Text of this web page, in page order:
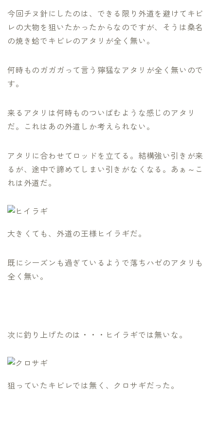
今回チヌ針にしたのは、できる限り外道を避けてキビ
レの大物を狙いたかったからなのですが、そうは桑名
の焼き蛤でキビレのアタリが全く無い。
何時ものガガガって言う獰猛なアタリが全く無いので
す。
来るアタリは何時ものついばむような感じのアタリ
だ。これはあの外道しか考えられない。
アタリに合わせてロッドを立てる。結構強い引きが来
るが、途中で諦めてしまい引きがなくなる。あぁ～こ
れは外道だ。
大きくても、外道の王様ヒイラギだ。
既にシーズンも過ぎているようで落ちハゼのアタリも
全く無い。
次に釣り上げたのは・・・ヒイラギでは無いな。
狙っていたキビレでは無く、クロサギだった。